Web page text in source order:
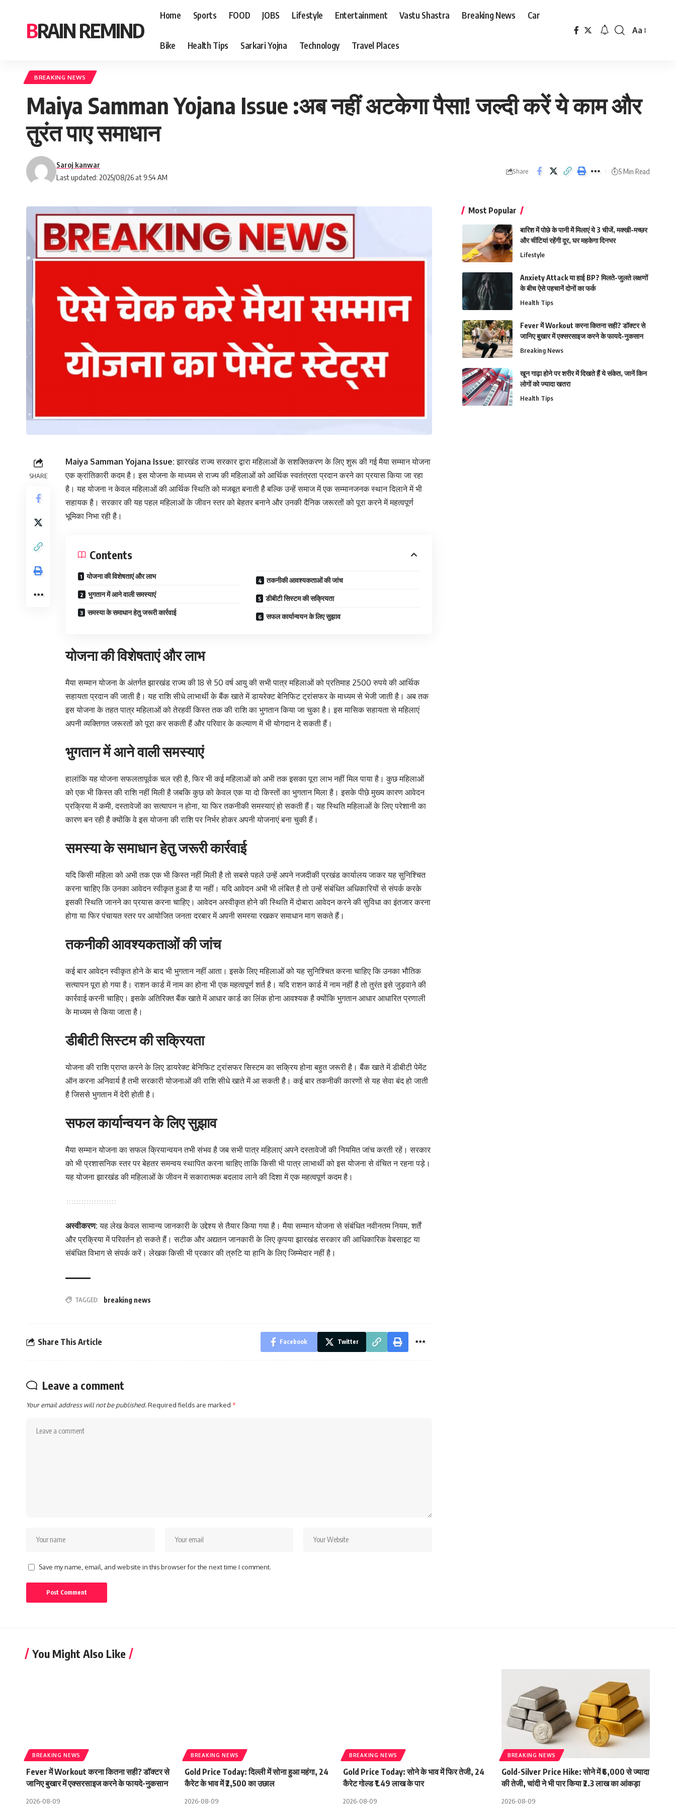
BRAIN REMIND
Home Sports FOOD JOBS Lifestyle Entertainment Vastu Shastra Breaking News Car
Bike Health Tips Sarkari Yojna Technology Travel Places
Font
Aa
BREAKING NEWS
Maiya Samman Yojana Issue :अब नहीं अटकेगा पैसा! जल्दी करें ये काम और
तुरंत पाए समाधान
Last updated: 2025/08/26 at 9:54 AM
Saroj kanwar
Share 5 Min Read
SHARE
Maiya Samman Yojana Issue:झारखंड राज्य सरकार द्वारा महिलाओं के सशक्तिकरण के लिए शुरू की गई मैया सम्मान योजना
एक क्रांतिकारी कदम है। इस योजना के माध्यम से राज्य की महिलाओं को आर्थिक स्वतंत्रता प्रदान करने का प्रयास किया जा रहा
है। यह योजना न केवल महिलाओं की आर्थिक स्थिति को मजबूत बनाती है बल्कि उन्हें समाज में एक सम्मानजनक स्थान दिलाने में भी
सहायक है। सरकार की यह पहल महिलाओं के जीवन स्तर को बेहतर बनाने और उनकी दैनिक जरूरतों को पूरा करने में महत्वपूर्ण
भूमिका निभा रही है।
Contents
योजना की विशेषताएं और लाभ
भुगतान में आने वाली समस्याएं
समस्या के समाधान हेतु जरूरी कार्रवाई
तकनीकी आवश्यकताओं की जांच
डीबीटी सिस्टम की सक्रियता
सफल कार्यान्वयन के लिए सुझाव
योजना की विशेषताएं और लाभ
मैया सम्मान योजना के अंतर्गत झारखंड राज्य की 18 से 50 वर्ष आयु की सभी पात्र महिलाओं को प्रतिमाह 2500 रुपये की आर्थिक
सहायता प्रदान की जाती है। यह राशि सीधे लाभार्थी के बैंक खाते में डायरेक्ट बेनिफिट ट्रांसफर के माध्यम से भेजी जाती है। अब तक
इस योजना के तहत पात्र महिलाओं को तेरहवीं किस्त तक की राशि का भुगतान किया जा चुका है। इस मासिक सहायता से महिलाएं
अपनी व्यक्तिगत जरूरतों को पूरा कर सकती हैं और परिवार के कल्याण में भी योगदान दे सकती हैं।
भुगतान में आने वाली समस्याएं
हालांकि यह योजना सफलतापूर्वक चल रही है, फिर भी कई महिलाओं को अभी तक इसका पूरा लाभ नहीं मिल पाया है। कुछ महिलाओं
को एक भी किस्त की राशि नहीं मिली है जबकि कुछ को केवल एक या दो किस्तों का भुगतान मिला है। इसके पीछे मुख्य कारण आवेदन
प्रक्रिया में कमी, दस्तावेजों का सत्यापन न होना, या फिर तकनीकी समस्याएं हो सकती हैं। यह स्थिति महिलाओं के लिए परेशानी का
कारण बन रही है क्योंकि वे इस योजना की राशि पर निर्भर होकर अपनी योजनाएं बना चुकी हैं।
समस्या के समाधान हेतु जरूरी कार्रवाई
यदि किसी महिला को अभी तक एक भी किस्त नहीं मिली है तो सबसे पहले उन्हें अपने नजदीकी प्रखंड कार्यालय जाकर यह सुनिश्चित
करना चाहिए कि उनका आवेदन स्वीकृत हुआ है या नहीं। यदि आवेदन अभी भी लंबित है तो उन्हें संबंधित अधिकारियों से संपर्क करके
इसकी स्थिति जानने का प्रयास करना चाहिए। आवेदन अस्वीकृत होने की स्थिति में दोबारा आवेदन करने की सुविधा का इंतजार करना
होगा या फिर पंचायत स्तर पर आयोजित जनता दरबार में अपनी समस्या रखकर समाधान माग सकते हैं।
तकनीकी आवश्यकताओं की जांच
कई बार आवेदन स्वीकृत होने के बाद भी भुगतान नहीं आता। इसके लिए महिलाओं को यह सुनिश्चित करना चाहिए कि उनका भौतिक
सत्यापन पूरा हो गया है। राशन कार्ड में नाम का होना भी एक महत्वपूर्ण शर्त है। यदि राशन कार्ड में नाम नहीं है तो तुरंत इसे जुड़वाने की
कार्रवाई करनी चाहिए। इसके अतिरिक्त बैंक खाते में आधार कार्ड का लिंक होना आवश्यक है क्योंकि भुगतान आधार आधारित प्रणाली
के माध्यम से किया जाता है।
डीबीटी सिस्टम की सक्रियता
योजना की राशि प्राप्त करने के लिए डायरेक्ट बेनिफिट ट्रांसफर सिस्टम का सक्रिय होना बहुत जरूरी है। बैंक खाते में डीबीटी पेमेंट
ऑन करना अनिवार्य है तभी सरकारी योजनाओं की राशि सीधे खाते में आ सकती है। कई बार तकनीकी कारणों से यह सेवा बंद हो जाती
है जिससे भुगतान में देरी होती है।
सफल कार्यान्वयन के लिए सुझाव
मैया सम्मान योजना का सफल क्रियान्वयन तभी संभव है जब सभी पात्र महिलाएं अपने दस्तावेजों की नियमित जांच करती रहें। सरकार
को भी प्रशासनिक स्तर पर बेहतर समन्वय स्थापित करना चाहिए ताकि किसी भी पात्र लाभार्थी को इस योजना से वंचित न रहना पड़े।
यह योजना झारखंड की महिलाओं के जीवन में सकारात्मक बदलाव लाने की दिशा में एक महत्वपूर्ण कदम है।
अस्वीकरण: यह लेख केवल सामान्य जानकारी के उद्देश्य से तैयार किया गया है। मैया सम्मान योजना से संबंधित नवीनतम नियम, शर्तें
और प्रक्रिया में परिवर्तन हो सकते हैं। सटीक और अद्यतन जानकारी के लिए कृपया झारखंड सरकार की आधिकारिक वेबसाइट या
संबंधित विभाग से संपर्क करें। लेखक किसी भी प्रकार की त्रुटि या हानि के लिए जिम्मेदार नहीं है।
TAGGED: breaking news
Share This Article Facebook Twitter
Leave a comment
Your email address will not be published.Required fields are marked *
Save my name, email, and website in this browser for the next time I comment.
Most Popular
बारिश में पोछे के पानी में मिलाएं ये 3 चीजें, मक्खी-मच्छर
और चींटियां रहेंगी दूर, घर महकेगा दिनभर
Lifestyle
Anxiety Attack या हाई BP? मिलते-जुलते लक्षणों
के बीच ऐसे पहचानें दोनों का फर्क
Health Tips
Fever में Workout करना कितना सही? डॉक्टर से
जानिए बुखार में एक्सरसाइज करने के फायदे-नुकसान
Breaking News
खून गाढ़ा होने पर शरीर में दिखते हैं ये संकेत, जानें किन
लोगों को ज्यादा खतरा
Health Tips
You Might Also Like
BREAKING NEWS
Fever में Workout करना कितना सही? डॉक्टर से
जानिए बुखार में एक्सरसाइज करने के फायदे-नुकसान
2026-08-09
BREAKING NEWS
Gold Price Today: दिल्ली में सोना हुआ महंगा, 24
कैरेट के भाव में ₹2,500 का उछाल
2026-08-09
BREAKING NEWS
Gold Price Today: सोने के भाव में फिर तेजी, 24
कैरेट गोल्ड ₹1.49 लाख के पार
2026-08-09
BREAKING NEWS
Gold-Silver Price Hike: सोने में ₹6,000 से ज्यादा
की तेजी, चांदी ने भी पार किया ₹2.3 लाख का आंकड़ा
2026-08-09